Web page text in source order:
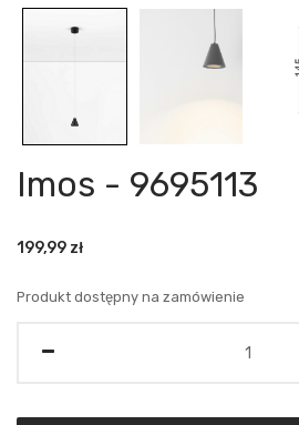
Imos - 9695113
199,99 zł
Produkt dostępny na zamówienie